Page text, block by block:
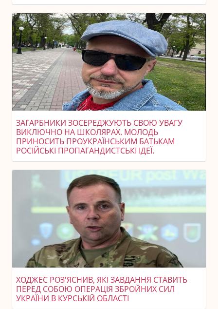
ЗАГАРБНИКИ ЗОСЕРЕДЖУЮТЬ СВОЮ УВАГУ
ВИКЛЮЧНО НА ШКОЛЯРАХ. МОЛОДЬ
ПРИНОСИТЬ ПРОУКРАЇНСЬКИМ БАТЬКАМ
РОСІЙСЬКІ ПРОПАГАНДИСТСЬКІ ІДЕЇ.
ХОДЖЕС РОЗ'ЯСНИВ, ЯКІ ЗАВДАННЯ СТАВИТЬ
ПЕРЕД СОБОЮ ОПЕРАЦІЯ ЗБРОЙНИХ СИЛ
УКРАЇНИ В КУРСЬКІЙ ОБЛАСТІ